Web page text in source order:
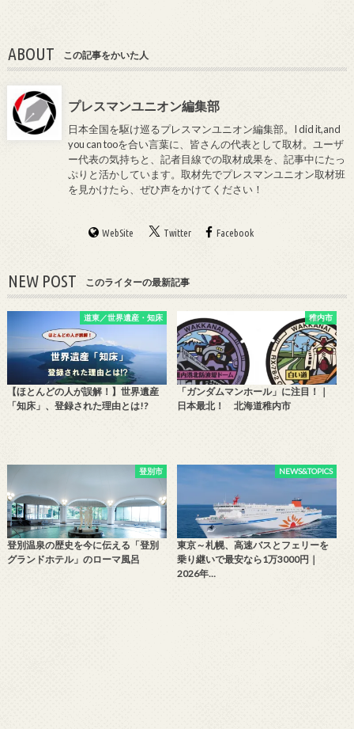
ABOUT この記事をかいた人
プレスマンユニオン編集部
日本全国を駆け巡るプレスマンユニオン編集部。I did it,and
you can tooを合い言葉に、皆さんの代表として取材。ユーザ
ー代表の気持ちと、記者目線での取材成果を、記事中にたっ
ぷりと活かしています。取材先でプレスマンユニオン取材班
を見かけたら、ぜひ声をかけてください！
WebSite Twitter Facebook
NEW POST このライターの最新記事
道東／世界遺産・知床
【ほとんどの人が誤解！】世界遺産
「知床」、登録された理由とは!?
稚内市
「ガンダムマンホール」に注目！｜
日本最北！ 北海道稚内市
登別市
登別温泉の歴史を今に伝える「登別
グランドホテル」のローマ風呂
NEWS&TOPICS
東京～札幌、高速バスとフェリーを
乗り継いで最安なら1万3000円｜
2026年…